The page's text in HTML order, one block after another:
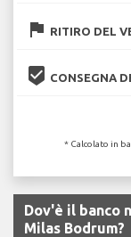
flag RITIRO DEL
beenhere CONSEGNA
* Calcolato in
Dov'è il banco
Milas Bodrum?